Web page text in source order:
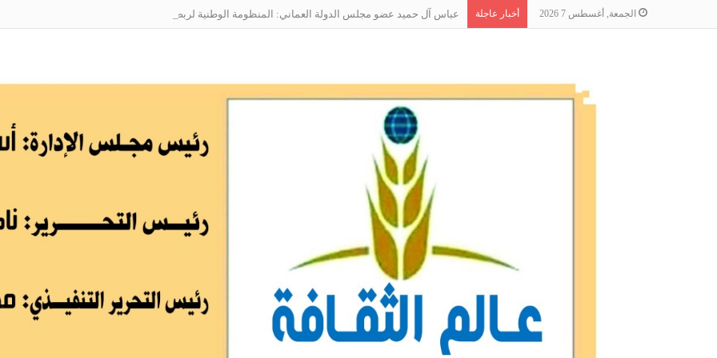
الجمعة, أغسطس 7 2026 أخبار عاجلة عباس آل حميد عضو مجلس الدولة العماني: المنظومة الوطنية لربط التوظيف بالمهارات تعالج البطالة من